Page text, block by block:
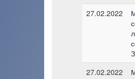
27.02.2022
27.02.2022